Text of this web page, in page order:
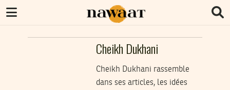
Cheikh Dukhani
Cheikh Dukhani rassemble
dans ses articles, les idées